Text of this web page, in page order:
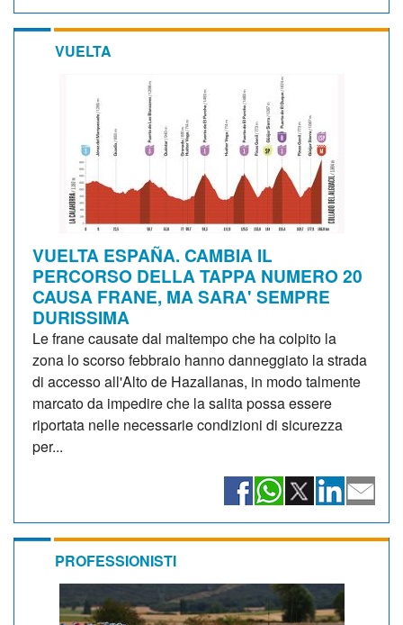
VUELTA
VUELTA ESPAÑA. CAMBIA IL
PERCORSO DELLA TAPPA NUMERO 20
CAUSA FRANE, MA SARA' SEMPRE
DURISSIMA
Le frane causate dal maltempo che ha colpito la
zona lo scorso febbraio hanno danneggiato la strada
di accesso all'Alto de Hazallanas, in modo talmente
marcato da impedire che la salita possa essere
riportata nelle necessarie condizioni di sicurezza
per...
PROFESSIONISTI